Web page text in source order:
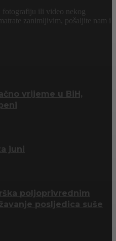
fotografiju ili video nekog
zanimljivim, pošaljite nam i
vrijeme u BiH,
juni
poljoprivrednim
posljedica suše